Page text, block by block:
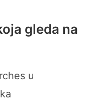
gleda na